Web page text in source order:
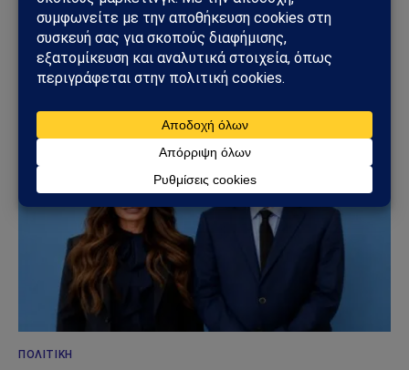
που επηρεάζουν την Ελλάδα και τον ευρύτερο ελληνισμό.
ΔΕΙΤΕ ΕΠΙΣΗΣ →
ΠΟΛΙΤΙΚΉ